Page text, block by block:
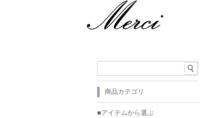
商品カテゴリ
■アイテムから選ぶ